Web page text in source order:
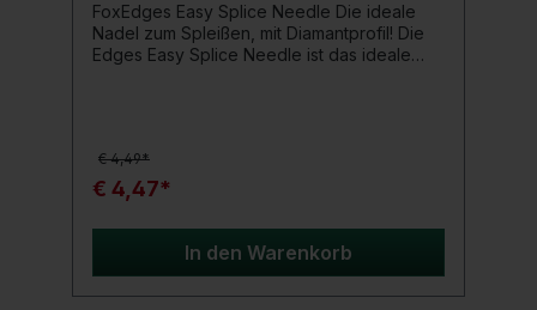
FoxEdges Easy Splice Needle Die ideale
Nadel zum Spleißen, mit Diamantprofil! Die
Edges Easy Splice Needle ist das ideale
unkomplizierten und mühelosen
Gebrauch. Produktdetails: Farbe des
Handgriffs: Grün
€ 4,49*
€ 4,47*
In den Warenkorb